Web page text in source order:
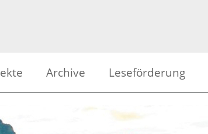
am Eis
Archive
Alle Beiträge
Leseförderung